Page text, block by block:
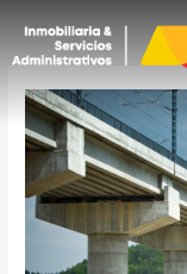
contenido